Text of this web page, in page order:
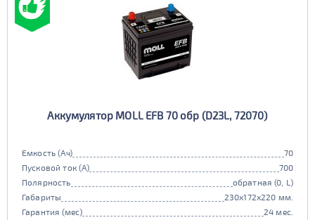
Аккумулятор MOLL EFB 70 обр (D23L, 72070)
Емкость (Ач)
70
Пусковой ток (А)
700
Полярность
обратная (0, L)
Габариты
230x172x220 мм.
Гарантия (мес)
24 мес.